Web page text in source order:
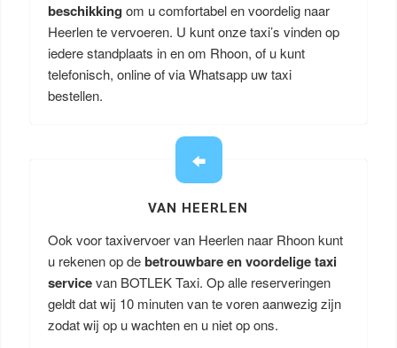
beschikking om u comfortabel en voordelig naar
Heerlen te vervoeren. U kunt onze taxi’s vinden op
iedere standplaats in en om Rhoon, of u kunt
telefonisch, online of via Whatsapp uw taxi
bestellen.
VAN HEERLEN
Ook voor taxivervoer van Heerlen naar Rhoon kunt
u rekenen op debetrouwbare en voordelige taxi
servicevan BOTLEK Taxi. Op alle reserveringen
geldt dat wij 10 minuten van te voren aanwezig zijn
zodat wij op u wachten en u niet op ons.